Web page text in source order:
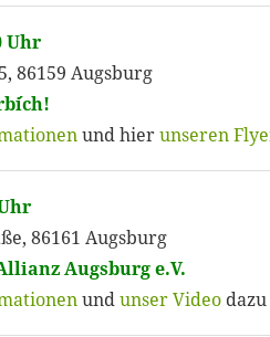
Uhr
86159 Augsburg
und hierunseren
86161 Augsburg
Augsburg e.V.
undunser Videodazu